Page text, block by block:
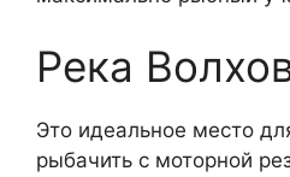
Река
Это идеальное место
рыбачить с моторной